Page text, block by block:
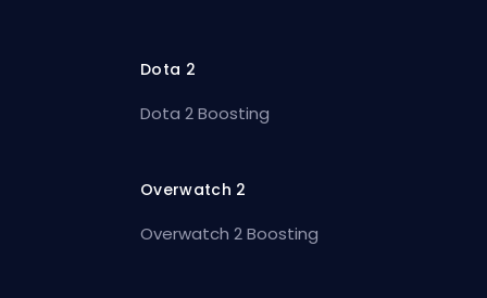
Dota 2
Dota 2 Boosting
Overwatch 2
Overwatch 2 Boosting